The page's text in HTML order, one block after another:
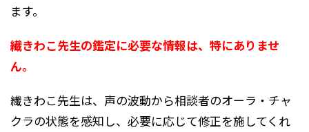
ます。
繊きわこ先生の鑑定に必要な情報は、特にありませ
ん。
繊きわこ先生は、声の波動から相談者のオーラ・チャ
クラの状態を感知し、必要に応じて修正を施してくれ